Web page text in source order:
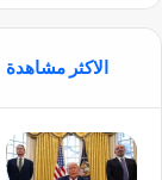
و
الاكثر مشاهدة